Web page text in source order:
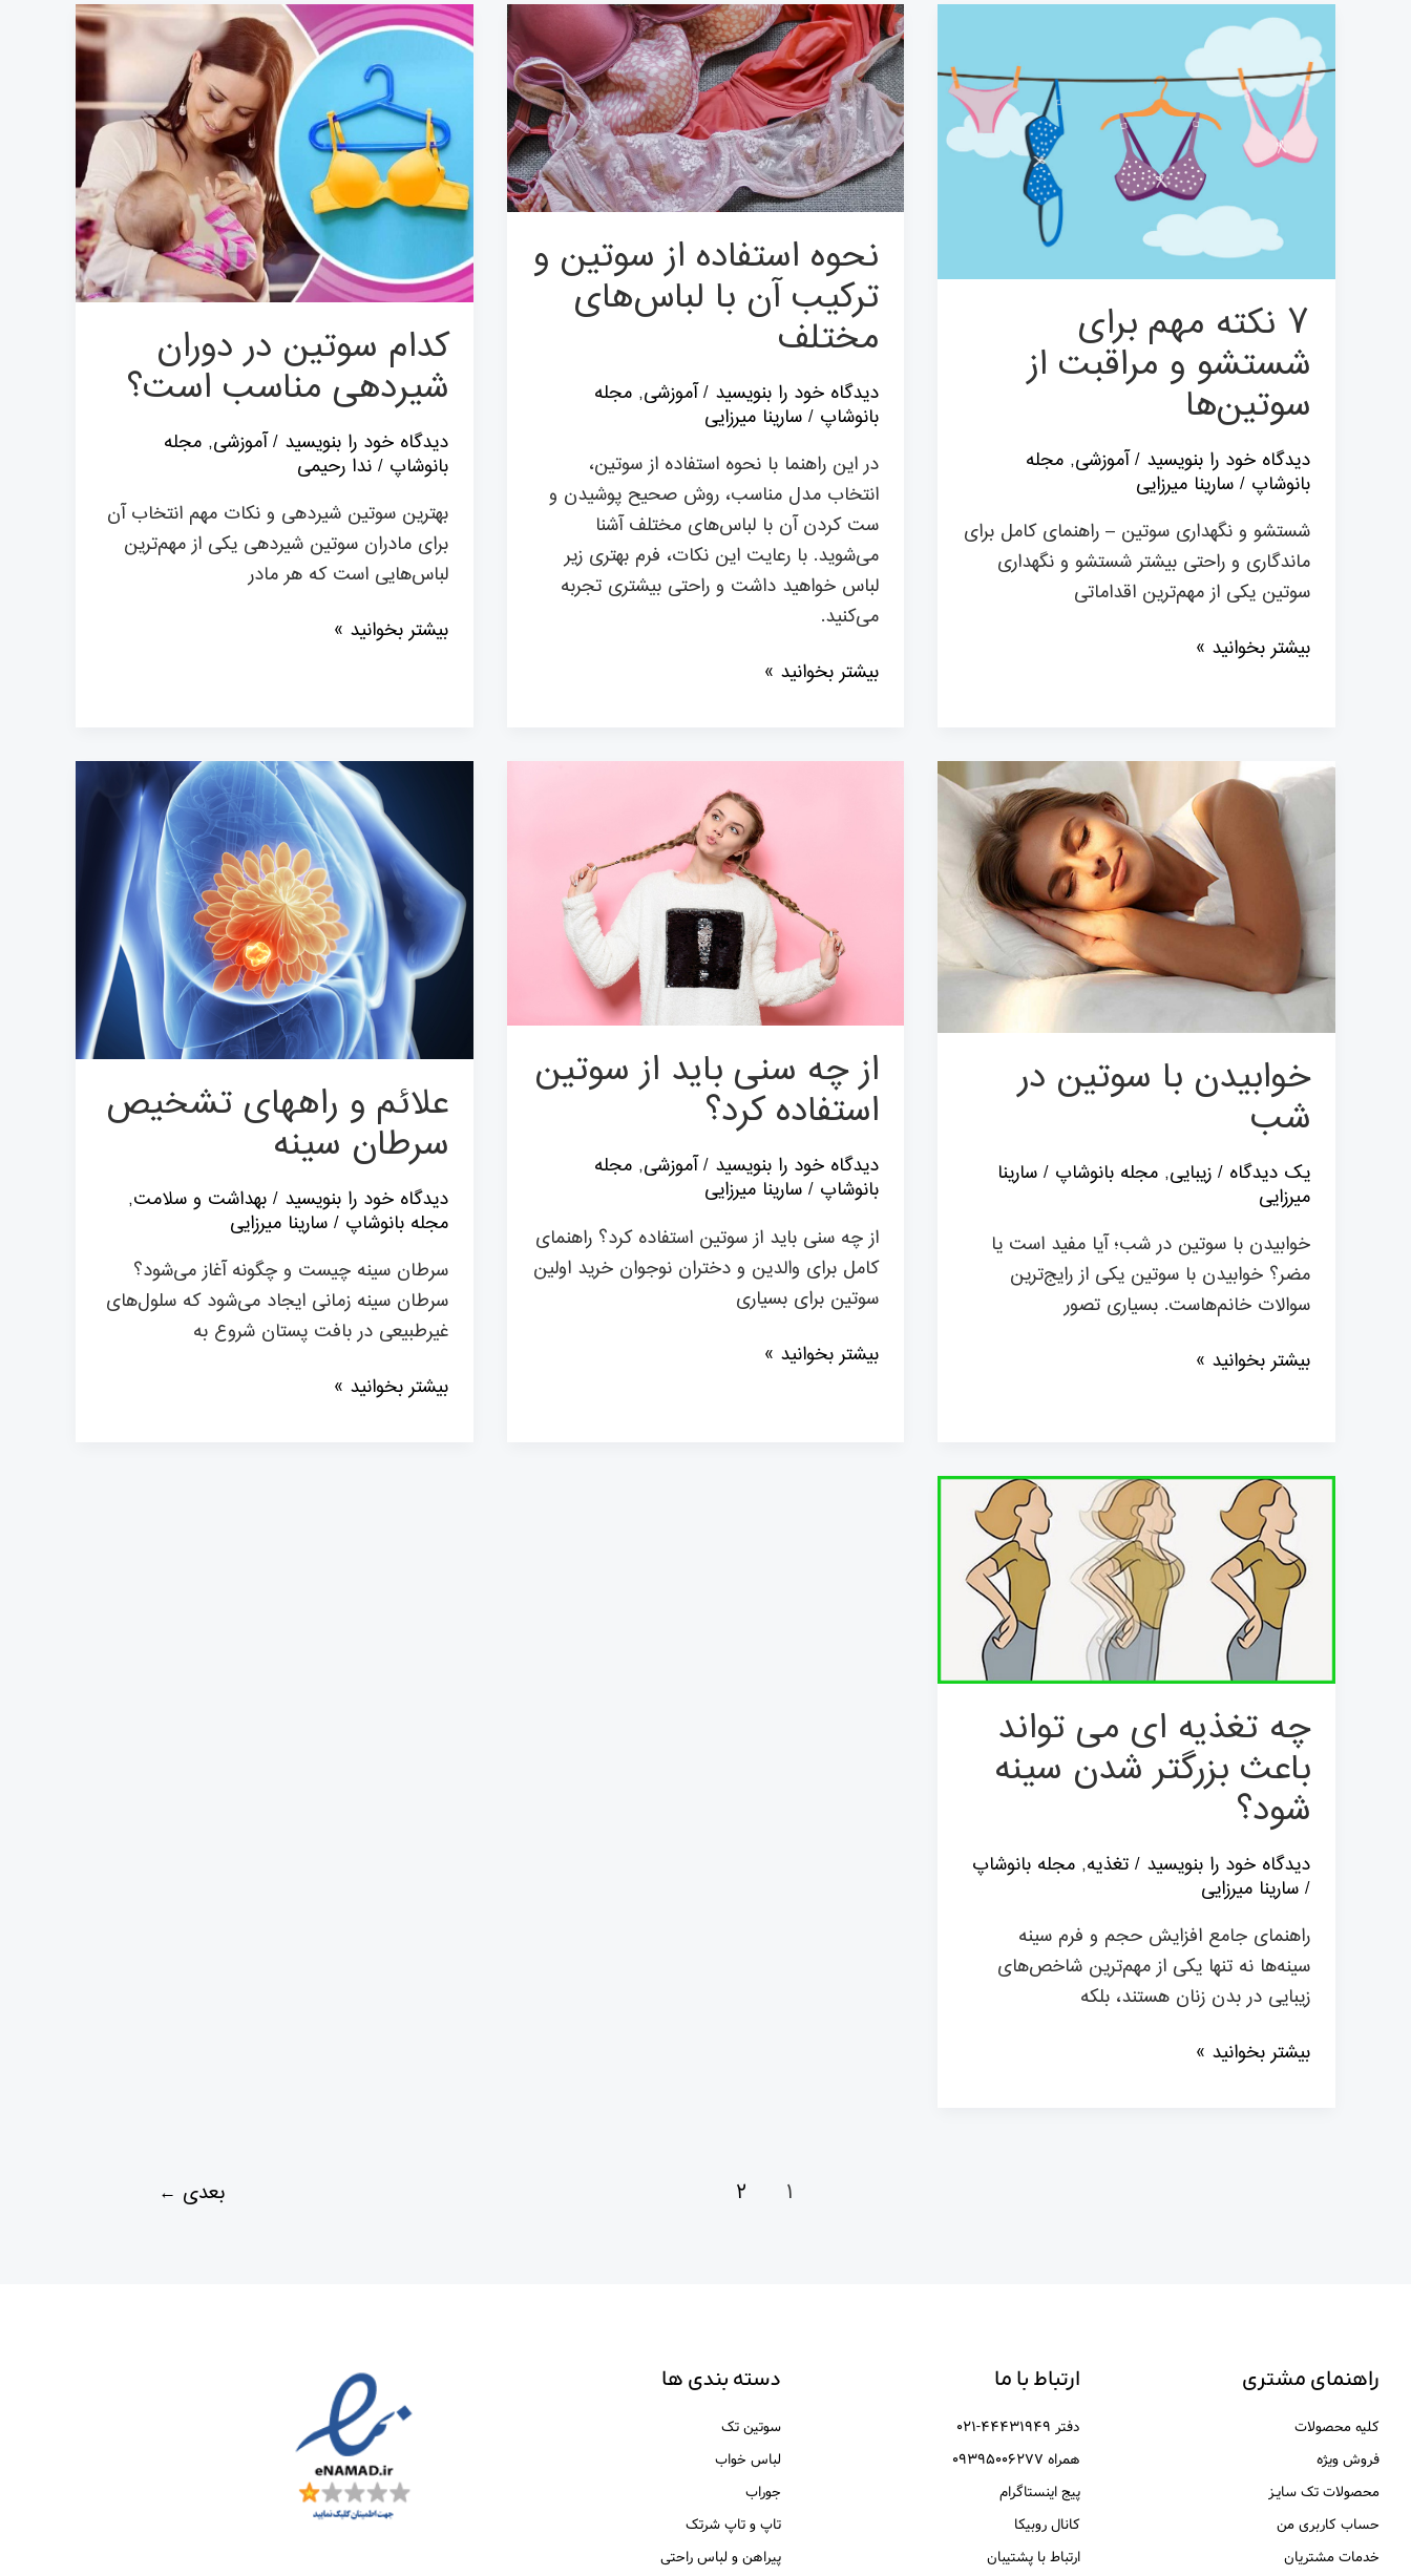
۷ نکته مهم برای
شستشو و مراقبت از
سوتین‌ها
دیدگاه‌ خود را بنویسید /آموزشی, مجله
بانوشاپ / سارینا میرزایی
شستشو و نگهداری سوتین – راهنمای کامل برای
ماندگاری و راحتی بیشتر شستشو و نگهداری
سوتین یکی از مهم‌ترین اقداماتی
نکته
مهم
برای
شستشو
و
سوتین‌ها
بیشتر بخوانید »
نحوه استفاده از سوتین و
ترکیب آن با لباس‌های
مختلف
دیدگاه‌ خود را بنویسید /آموزشی, مجله
بانوشاپ / سارینا میرزایی
در این راهنما با نحوه استفاده از سوتین،
انتخاب مدل مناسب، روش صحیح پوشیدن و
ست کردن آن با لباس‌های مختلف آشنا
می‌شوید. با رعایت این نکات، فرم بهتری زیر
لباس خواهید داشت و راحتی بیشتری تجربه
می‌کنید.
نحوه
استفاده
از
سوتین
و
ترکیب
آن
لباس‌های
مختلف
بیشتر بخوانید »
کدام سوتین در دوران
شیردهی مناسب است؟
دیدگاه‌ خود را بنویسید /آموزشی,مجله
بانوشاپ /ندا رحیمی
بهترین سوتین شیردهی و نکات مهم انتخاب آن
برای مادران سوتین شیردهی یکی از مهم‌ترین
لباس‌هایی است که هر مادر
کدام
سوتین
دوران
شیردهی
مناسب
است؟
بیشتر بخوانید »
خوابیدن با سوتین در
شب
یک دیدگاه / زیبایی, مجله بانوشاپ / سارینا
میرزایی
خوابیدن با سوتین در شب؛ آیا مفید است یا
مضر؟ خوابیدن با سوتین یکی از رایج‌ترین
سوالات خانم‌هاست. بسیاری تصور
خوابیدن
سوتین
در
شب
بیشتر بخوانید »
از چه سنی باید از سوتین
استفاده کرد؟
دیدگاه‌ خود را بنویسید /آموزشی, مجله
بانوشاپ / سارینا میرزایی
از چه سنی باید از سوتین استفاده کرد؟ راهنمای
کامل برای والدین و دختران نوجوان خرید اولین
سوتین برای بسیاری
سوتین
استفاده
بیشتر بخوانید »
علائم و راههای تشخیص
سرطان سینه
دیدگاه‌ خود را بنویسید /بهداشت و سلامت,
مجله بانوشاپ /سارینا میرزایی
سرطان سینه چیست و چگونه آغاز می‌شود؟
سرطان سینه زمانی ایجاد می‌شود که سلول‌های
غیرطبیعی در بافت پستان شروع به
راههای
تشخیص
سرطان
بیشتر بخوانید »
چه تغذیه ای می تواند
باعث بزرگتر شدن سينه
شود؟
دیدگاه‌ خود را بنویسید / تغذیه, مجله بانوشاپ
/ سارینا میرزایی
راهنمای جامع افزایش حجم و فرم سینه
سینه‌ها نه تنها یکی از مهم‌ترین شاخص‌های
زیبایی در بدن زنان هستند، بلکه
چه
تغذیه
ای
می
تواند
باعث
بزرگتر
سينه
شود؟
بیشتر بخوانید »
۱ ۲ بعدی ←
راهنمای مشتری
کلیه محصولات
فروش ویژه
محصولات تک سایـز
حساب کاربری من
خدمات مشتریان
ارتباط با ما
دفتر ۴۴۴۳۱۹۴۹-۰۲۱
همراه ۰۹۳۹۵۰۰۶۲۷۷
پیج اینستاگرام
کانال روبیکا
ارتباط با پشتیبان
دسته بندی ها
سوتین تک
لباس خواب
جوراب
تاپ و تاپ شرتک
پیراهن و لباس راحتی